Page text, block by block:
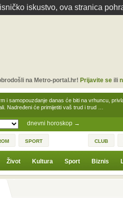
iskustvo, ova stranica
dnevni horoskop →
i samopouzdanje danas će biti na vrhuncu,
Nadređeni će primijetiti vaš trud i trud …
na Metro-portal.hr! Prijavite seili
SPORT CLUB
Život Kultura Sport Biznis